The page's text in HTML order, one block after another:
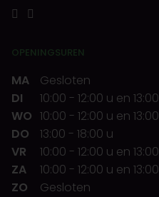
OPENINGSUREN
MA
Gesloten
DI
10:00 - 12:00 u en 13:00
WO 10:00 - 12:00 u en 13:00
DO
13:00 - 18:00 u
VR
10:00 - 12:00 u en 13:00
ZA
10:00 - 12:00 u en 13:00
ZO
Gesloten